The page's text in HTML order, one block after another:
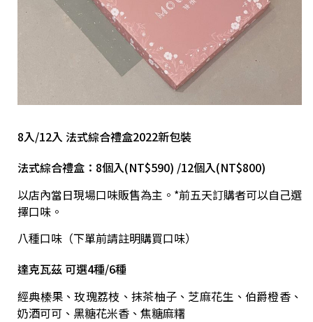
8入/12入 法式綜合禮盒2022新包裝
法式綜合禮盒：8個入(NT$590) /12個入(NT$800)
以店內當日現場口味販售為主。*前五天訂購者可以自己選
擇口味。
八種口味（下單前請註明購買口味）
達克瓦茲 可選4種/6種
經典榛果、玫瑰荔枝、抹茶柚子、芝麻花生、伯爵橙香、
奶酒可可、黑糖花米香、焦糖麻糬